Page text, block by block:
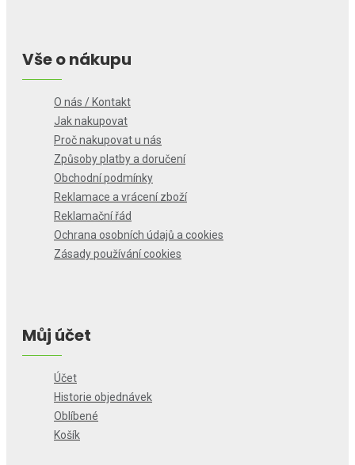
Vše o nákupu
O nás / Kontakt
Jak nakupovat
Proč nakupovat u nás
Způsoby platby a doručení
Obchodní podmínky
Reklamace a vrácení zboží
Reklamační řád
Ochrana osobních údajů a cookies
Zásady používání cookies
Můj účet
Účet
Historie objednávek
Oblíbené
Košík